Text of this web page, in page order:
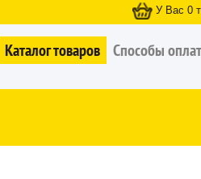
У Вас 0
Каталог товаров Способы